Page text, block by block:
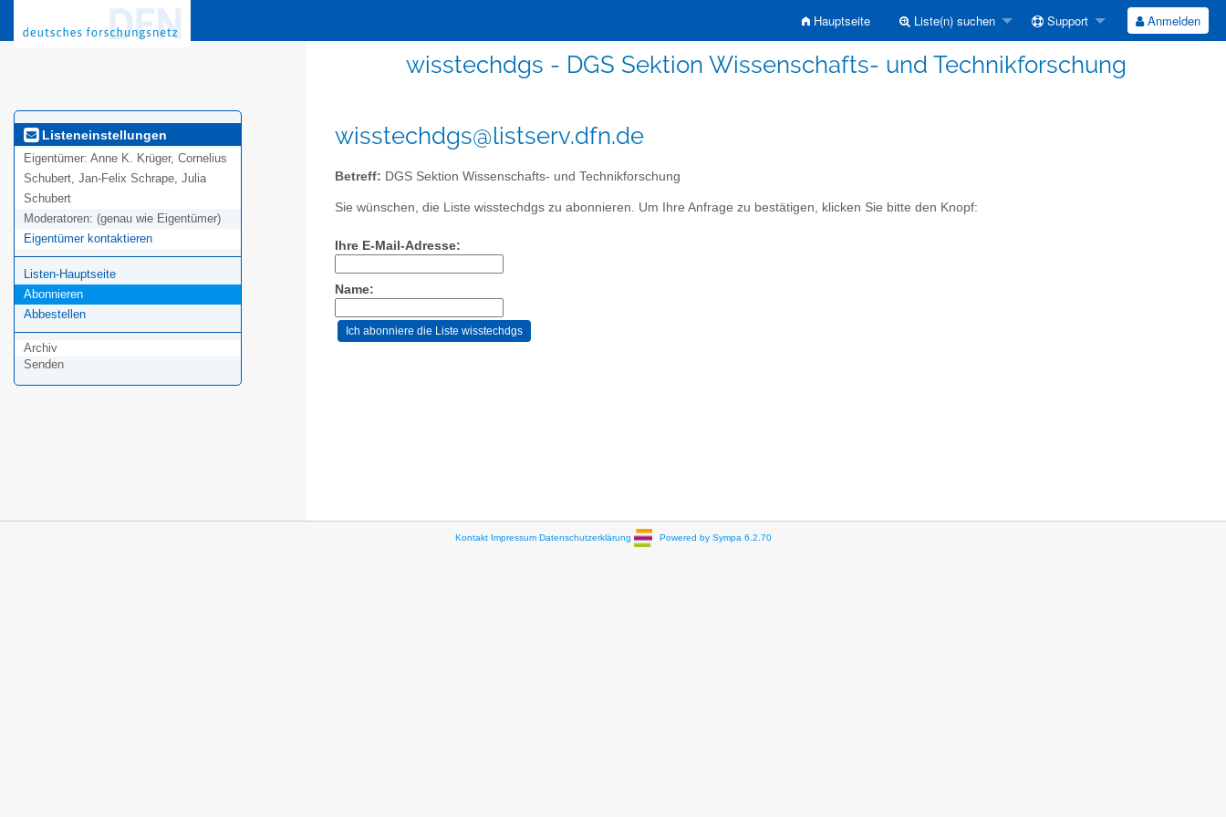
Hauptseite Liste(n) suchen Support Anmelden
wisstechdgs - DGS Sektion Wissenschafts- und Technikforschung
Listeneinstellungen
Eigentümer: Anne K. Krüger, Cornelius
Schubert, Jan-Felix Schrape, Julia
Schubert
Moderatoren: (genau wie Eigentümer)
Eigentümer kontaktieren
Listen-Hauptseite
Abonnieren
Abbestellen
Archiv
Senden
wisstechdgs@listserv.dfn.de
Betreff: DGS Sektion Wissenschafts- und Technikforschung
Sie wünschen, die Liste wisstechdgs zu abonnieren. Um Ihre Anfrage zu bestätigen, klicken Sie bitte den Knopf:
Ihre E-Mail-Adresse:
Name:
Kontakt Impressum Datenschutzerklärung Powered by Sympa 6.2.70